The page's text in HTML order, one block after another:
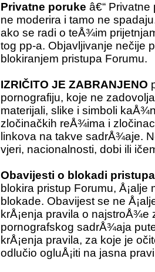
Privatne poruke â€“
ne moderira i tamo ne
ako se radi o teÅ¾im
tog pp-a. Objavljivanje nečije
blokiranjem pristupa Forumu.
IZRIČITO JE ZABRANJENO
pornografiju, koje ne
materijali, slike i simboli
zločinačkih reÅ¾ima i
linkova na takve sadrÅ¾aje.
vjeri, nacionalnosti, dobi ili
Obavijesti o blokadi pristupa
blokira pristup Forumu,
blokade. Obavijest se ne
krÅ¡enja pravila o
pornografskog sadrÅ¾aja
krÅ¡enja pravila, za koje je
odlučio ogluÅ¡iti na jasna